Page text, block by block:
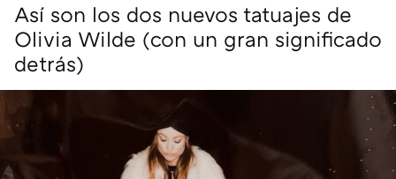
Así son los dos nuevos tatuajes de
Olivia Wilde (con un gran significado
detrás)